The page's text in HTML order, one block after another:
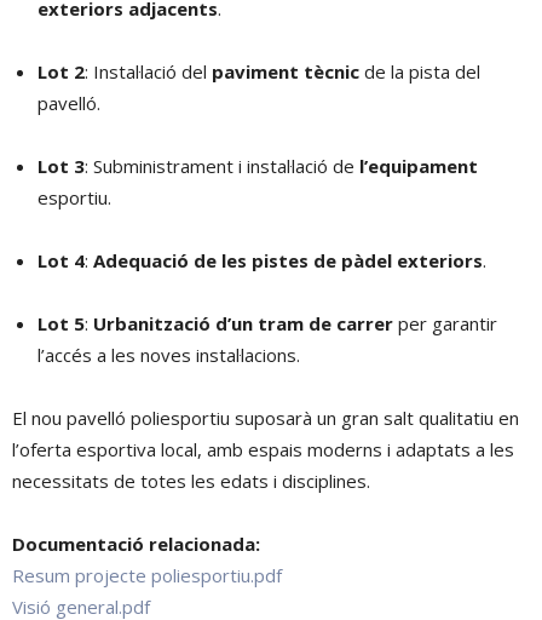
exteriors adjacents.
Lot 2: Instal·lació del paviment tècnic de la pista del
pavelló.
Lot 3: Subministrament i instal·lació de l’equipament
esportiu.
Lot 4: Adequació de les pistes de pàdel exteriors.
Lot 5: Urbanització d’un tram de carrer per garantir
l’accés a les noves instal·lacions.
El nou pavelló poliesportiu suposarà un gran salt qualitatiu en
l’oferta esportiva local, amb espais moderns i adaptats a les
necessitats de totes les edats i disciplines.
Documentació relacionada:
Resum projecte poliesportiu.pdf
Visió general.pdf